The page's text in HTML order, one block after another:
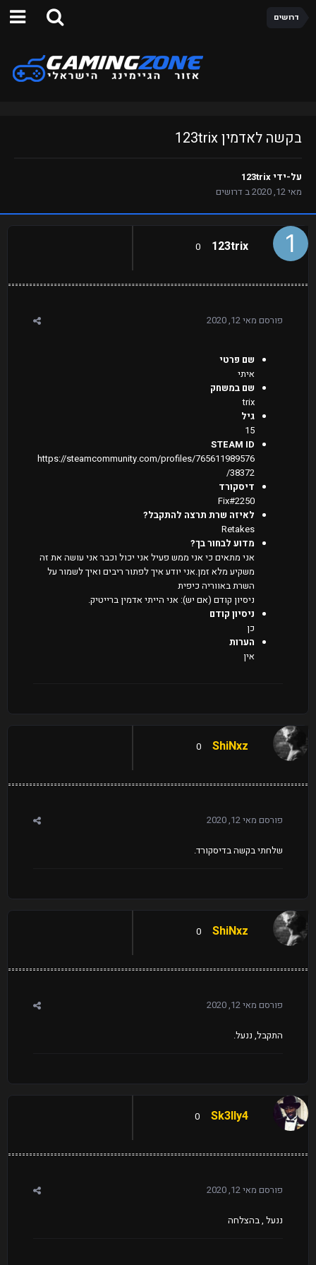
דרושים
בקשה לאדמין 123trix
על-ידי123trix
מאי 12, 2020
בדרושים
123trix
0
פורסם מאי 12, 2020
שם פרטי
איתי
שם במשחק
trix
גיל
15
STEAM ID
https://steamcommunity.com/profiles/765611989576
38372/
דיסקורד
Fix#2250
לאיזה שרת תרצה להתקבל?
Retakes
מדוע לבחור בך?
אני מתאים כי אני ממש פעיל אני יכול וכבר אני עושה את זה
משקיע מלא זמן.אני יודע איך לפתור ריבים ואיך לשמור על
השרת באווריה כיפית
ניסיון קודם (אם יש): אני הייתי אדמין ברייטיק.
ניסיון קודם
כן
הערות
אין
ShiNxz
0
פורסם מאי 12, 2020
שלחתי בקשה בדיסקורד.
ShiNxz
0
פורסם מאי 12, 2020
התקבל, ננעל.
Sk3lly4
0
פורסם מאי 12, 2020
ננעל , בהצלחה